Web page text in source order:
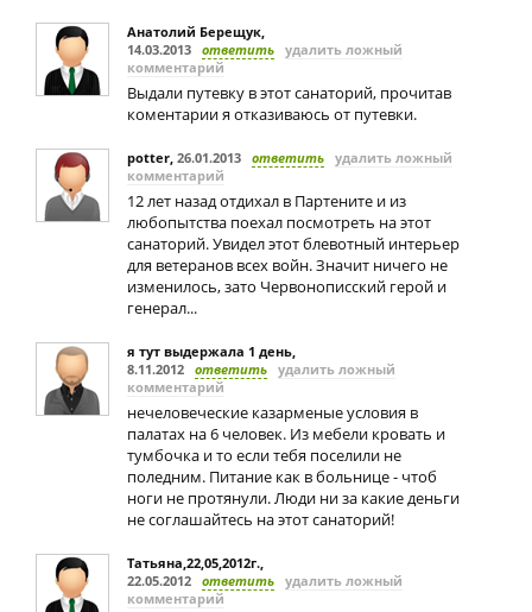
Анатолий Берещук,
14.03.2013 ответить удалить ложный
комментарий
Выдали путевку в этот санаторий, прочитав
коментарии я отказиваюсь от путевки.
potter, 26.01.2013 ответить удалить ложный
комментарий
12 лет назад отдихал в Партените и из
любопытства поехал посмотреть на этот
санаторий. Увидел этот блевотный интерьер
для ветеранов всех войн. Значит ничего не
изменилось, зато Червонописский герой и
генерал...
я тут выдержала 1 день,
8.11.2012 ответить удалить ложный
комментарий
нечеловеческие казарменые условия в
палатах на 6 человек. Из мебели кровать и
тумбочка и то если тебя поселили не
поледним. Питание как в больнице - чтоб
ноги не протянули. Люди ни за какие деньги
не соглашайтесь на этот санаторий!
Татьяна,22,05,2012г.,
22.05.2012 ответить удалить ложный
комментарий